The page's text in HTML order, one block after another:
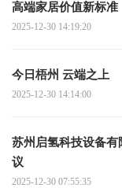
高端家居价值新标准
2025-12-30 14:19:20
今日梧州 云端之上
2025-12-30 14:14:00
苏州启氢科技设备
议
2025-12-30 07:55:35